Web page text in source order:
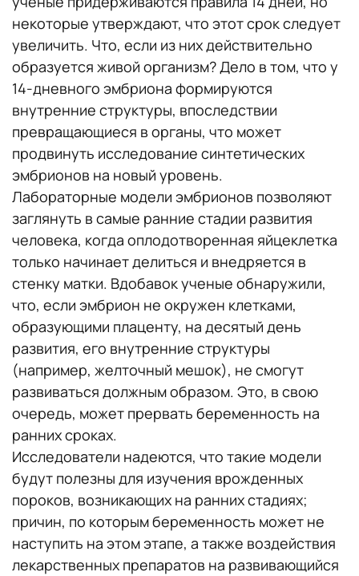
некоторые утверждают, что этот срок следует
увеличить. Что, если из них действительно
образуется живой организм? Дело в том, что у
14-дневного эмбриона формируются
внутренние структуры, впоследствии
превращающиеся в органы, что может
продвинуть исследование синтетических
эмбрионов на новый уровень.
Лабораторные модели эмбрионов позволяют
заглянуть в самые ранние стадии развития
человека, когда оплодотворенная яйцеклетка
только начинает делиться и внедряется в
стенку матки. Вдобавок ученые обнаружили,
что, если эмбрион не окружен клетками,
образующими плаценту, на десятый день
развития, его внутренние структуры
(например, желточный мешок), не смогут
развиваться должным образом. Это, в свою
очередь, может прервать беременность на
ранних сроках.
Исследователи надеются, что такие модели
будут полезны для изучения врожденных
пороков, возникающих на ранних стадиях;
причин, по которым беременность может не
наступить на этом этапе, а также воздействия
лекарственных препаратов на развивающийся